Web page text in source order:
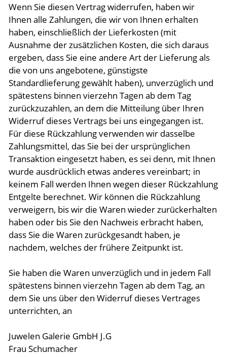
Wenn Sie diesen Vertrag widerrufen, haben wir
Ihnen alle Zahlungen, die wir von Ihnen erhalten
haben, einschließlich der Lieferkosten (mit
Ausnahme der zusätzlichen Kosten, die sich daraus
ergeben, dass Sie eine andere Art der Lieferung als
die von uns angebotene, günstigste
Standardlieferung gewählt haben), unverzüglich und
spätestens binnen vierzehn Tagen ab dem Tag
zurückzuzahlen, an dem die Mitteilung über Ihren
Widerruf dieses Vertrags bei uns eingegangen ist.
Für diese Rückzahlung verwenden wir dasselbe
Zahlungsmittel, das Sie bei der ursprünglichen
Transaktion eingesetzt haben, es sei denn, mit Ihnen
wurde ausdrücklich etwas anderes vereinbart; in
keinem Fall werden Ihnen wegen dieser Rückzahlung
Entgelte berechnet. Wir können die Rückzahlung
verweigern, bis wir die Waren wieder zurückerhalten
haben oder bis Sie den Nachweis erbracht haben,
dass Sie die Waren zurückgesandt haben, je
nachdem, welches der frühere Zeitpunkt ist.
Sie haben die Waren unverzüglich und in jedem Fall
spätestens binnen vierzehn Tagen ab dem Tag, an
dem Sie uns über den Widerruf dieses Vertrages
unterrichten, an
Juwelen Galerie GmbH J.G
Frau Schumacher